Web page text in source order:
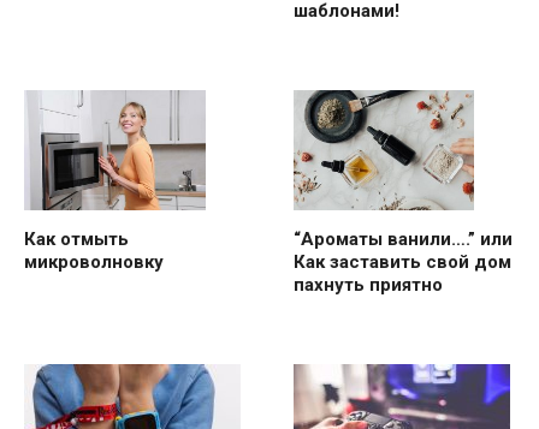
шаблонами!
Как отмыть
микроволновку
“Ароматы ванили….” или
Как заставить свой дом
пахнуть приятно